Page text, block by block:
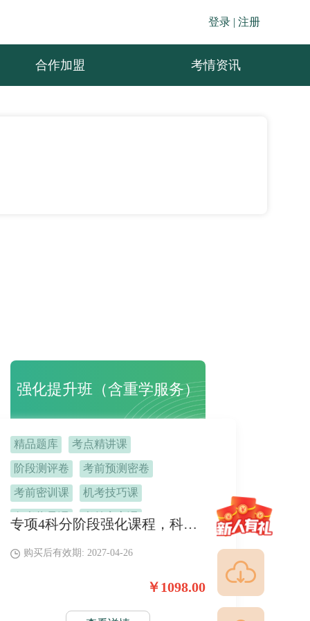
登录 | 注册
合作加盟 考情资讯
强化提升班（含重学服务）
精品题库 考点精讲课
阶段测评卷 考前预测密卷
考前密训课 机考技巧课
备考指导课 考前定心课 专项4科分阶段强化课程，科科匹配专项习题，课练结合。 搭配考前特训课、终极提分密卷，稳定提分，一次通关。
购买后有效期: 2027-04-26
￥1098.00